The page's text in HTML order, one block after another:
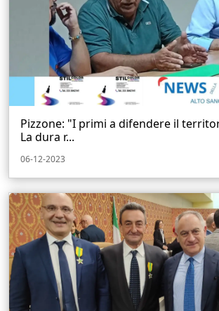
Pizzone: "I primi a difendere il
La dura r...
06-12-2023